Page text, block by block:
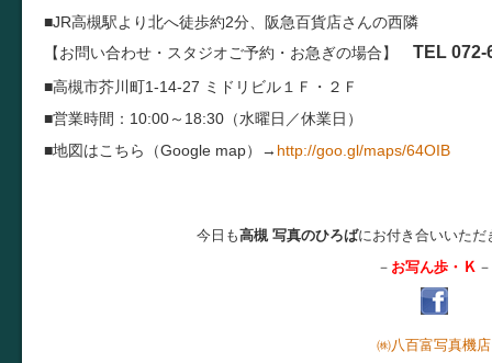
■JR高槻駅より北へ徒歩約2分、阪急百貨店さんの西隣
【お問い合わせ・スタジオご予約・お急ぎの場合】 TEL 072-
■高槻市芥川町1-14-27 ミドリビル１Ｆ・２Ｆ
■営業時間：10:00～18:30（水曜日／休業日）
■地図はこちら（Google map）→ http://goo.gl/maps/64OIB
今日も高槻 写真のひろばにお付き合いいただ
－ お写ん歩・ Ｋ －
㈱八百富写真機店